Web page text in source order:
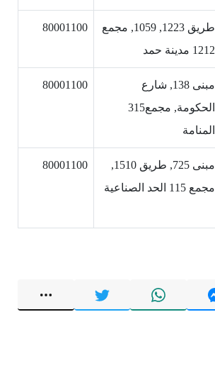
طريق 1223, 1059, مجمع
1212 مدينة حمد
80001100
مبنى 138, شارع
الحكومة, مجمع315
المنامة
80001100
مبنى 725, طريق 1510,
مجمع 115 الحد الصناعية
80001100